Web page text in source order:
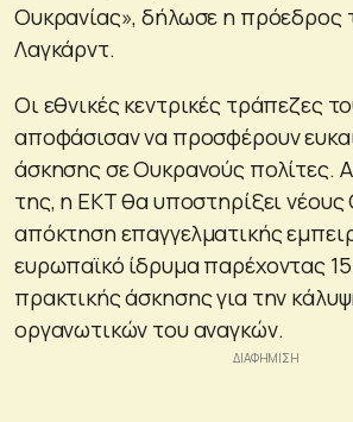
Ουκρανίας», δήλωσε η πρόεδρος
Λαγκάρντ.
Οι εθνικές κεντρικές τράπεζες
αποφάσισαν να προσφέρουν
άσκησης σε Ουκρανούς πολίτες.
της, η ΕΚΤ θα υποστηρίξει
απόκτηση επαγγελματικής
ευρωπαϊκό ίδρυμα παρέχοντας
πρακτικής άσκησης για την
οργανωτικών του αναγκών.